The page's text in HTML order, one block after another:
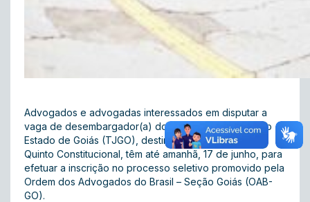
Advogados e advogadas interessados em disputar a
vaga de desembargador(a) do Tribunal de Justiça do
Estado de Goiás (TJGO), destinada à advocacia pelo
Quinto Constitucional, têm até amanhã, 17 de junho, para
efetuar a inscrição no processo seletivo promovido pela
Ordem dos Advogados do Brasil – Seção Goiás (OAB-
GO).